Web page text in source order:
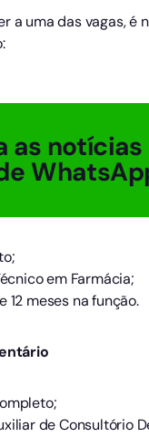
a uma das vagas,
as
em Farmácia;
12 meses na função.
de Consultório